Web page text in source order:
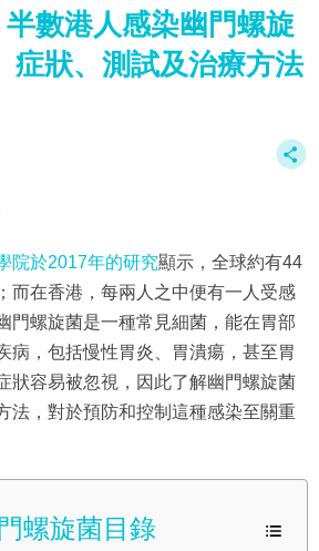
數港人感染幽門螺旋
症狀、測試及治療方法
院於2017年的研究顯示，全球約有44
而在香港，每兩人之中便有一人受感
門螺旋菌是一種常見細菌，能在胃部
病，包括慢性胃炎、胃潰瘍，甚至胃
狀容易被忽視，因此了解幽門螺旋菌
法，對於預防和控制這種感染至關重
螺旋菌目錄